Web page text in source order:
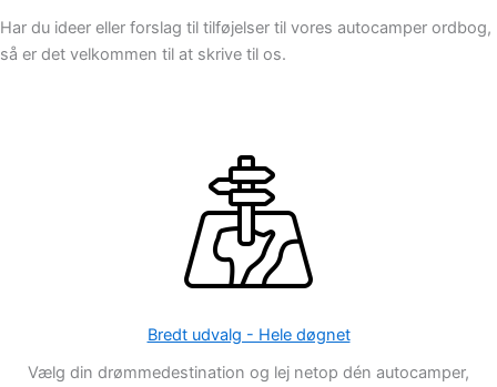
Har du ideer eller forslag til tilføjelser til vores autocamper ordbog,
så er det velkommen til at skrive til os.
Bredt udvalg - Hele døgnet
Vælg din drømmedestination og lej netop dén autocamper,